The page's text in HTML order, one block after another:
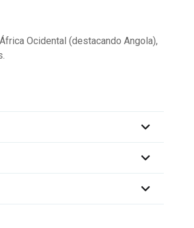
Ocidental (destacando Angola),